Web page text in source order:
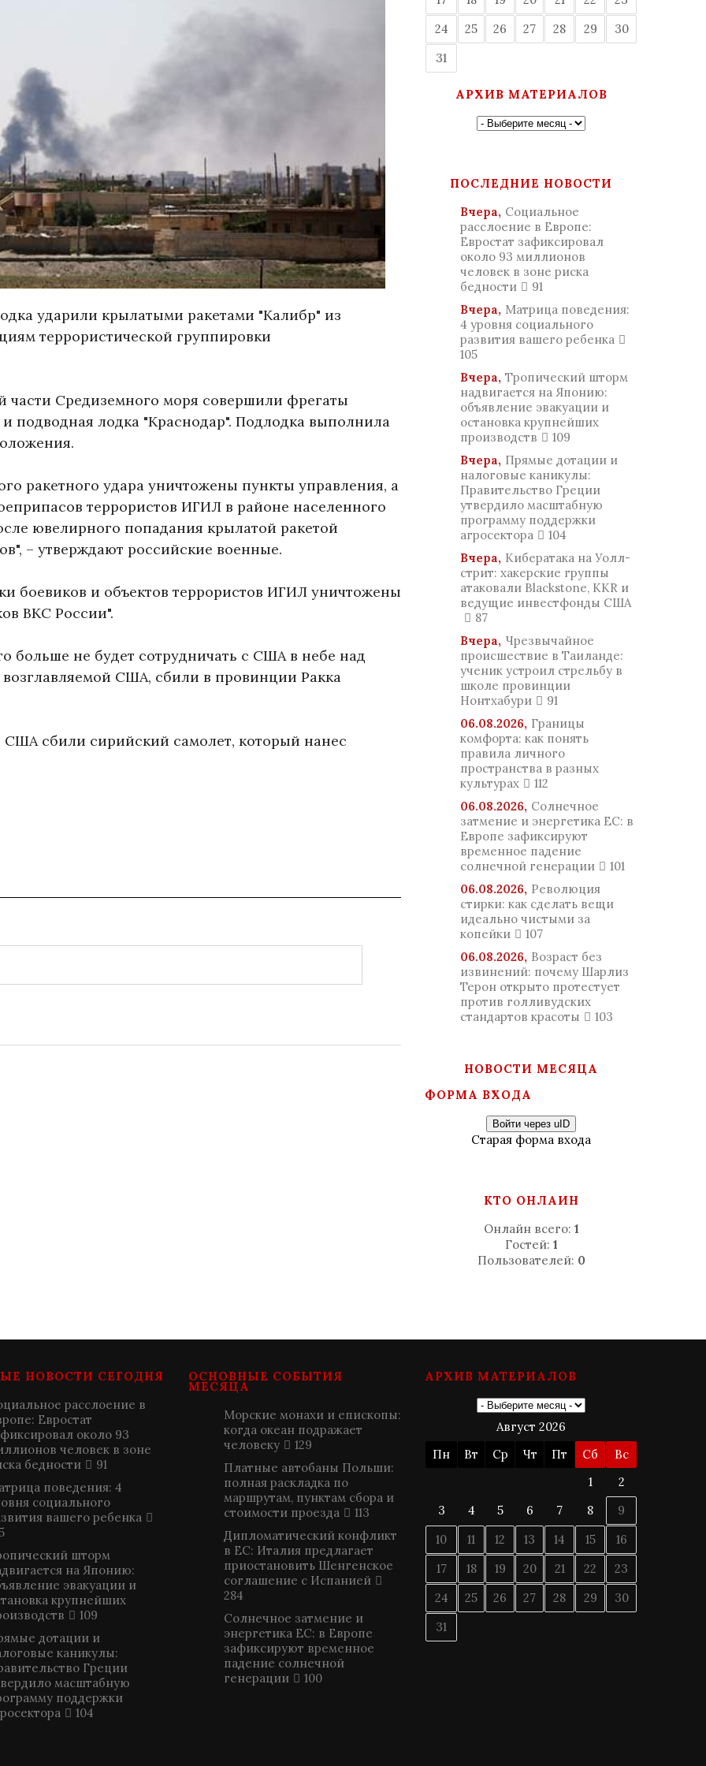
ударили крылатыми ракетами "Калибр" из
террористической группировки
части Средиземного моря совершили фрегаты
подводная лодка "Краснодар". Подлодка выполнила
ракетного удара уничтожены пункты управления, а
террористов ИГИЛ в районе населенного
ювелирного попадания крылатой ракетой
– утверждают российские военные.
боевиков и объектов террористов ИГИЛ уничтожены
ВКС России".
больше не будет сотрудничать с США в небе над
США, сбили в провинции Ракка
США сбили сирийский самолет, который нанес
24
25 26 27 28 29
30
31
АРХИВ МАТЕРИАЛОВ
ПОСЛЕДНИЕ НОВОСТИ
Вчера, Социальное
расслоение в Европе:
Евростат зафиксировал
около 93 миллионов
человек в зоне риска
бедности
91
Вчера, Матрица поведения:
4 уровня социального
развития вашего ребенка
105
Вчера, Тропический шторм
надвигается на Японию:
объявление эвакуации и
остановка крупнейших
производств
109
Вчера, Прямые дотации и
налоговые каникулы:
Правительство Греции
утвердило масштабную
программу поддержки
агросектора
104
Вчера, Кибератака на Уолл-
стрит: хакерские группы
атаковали Blackstone, KKR и
ведущие инвестфонды США
87
Вчера, Чрезвычайное
происшествие в Таиланде:
ученик устроил стрельбу в
школе провинции
Нонтхабури
91
06.08.2026, Границы
комфорта: как понять
правила личного
пространства в разных
культурах
112
06.08.2026, Солнечное
затмение и энергетика ЕС: в
Европе зафиксируют
временное падение
солнечной генерации
101
06.08.2026, Революция
стирки: как сделать вещи
идеально чистыми за
копейки
107
06.08.2026, Возраст без
извинений: почему Шарлиз
Терон открыто протестует
против голливудских
стандартов красоты
103
НОВОСТИ МЕСЯЦА
ФОРМА ВХОДА
Войти через uID
Старая форма входа
КТО ОНЛАЙН
Онлайн всего: 1
Гостей: 1
Пользователей: 0
НОВОСТИ СЕГОДНЯ
расслоение в
Евростат
около 93
человек в зоне
бедности
91
поведения: 4
социального
вашего ребенка
шторм
на Японию:
эвакуации и
крупнейших
109
дотации и
каникулы:
Греции
масштабную
поддержки
104
ОСНОВНЫЕ СОБЫТИЯ
МЕСЯЦА
Морские монахи и епископы:
когда океан подражает
человеку
129
Платные автобаны Польши:
полная раскладка по
маршрутам, пунктам сбора и
стоимости проезда
113
Дипломатический конфликт
в ЕС: Италия предлагает
приостановить Шенгенское
соглашение с Испанией
284
Солнечное затмение и
энергетика ЕС: в Европе
зафиксируют временное
падение солнечной
генерации
100
АРХИВ МАТЕРИАЛОВ
Август 2026
Пн
Вт Ср Чт Пт Сб
Вс
1
2
3
4 5 6 7 8
9
10
11 12 13 14 15
16
17
18 19 20 21 22
23
24
25 26 27 28 29
30
31